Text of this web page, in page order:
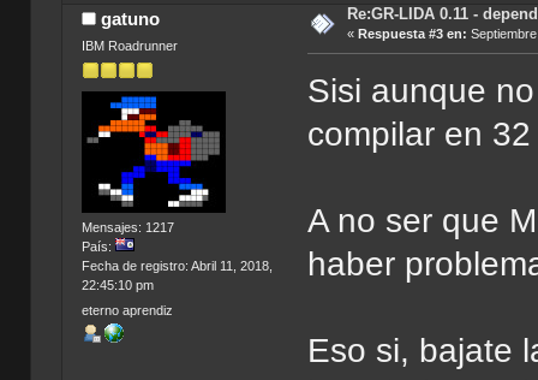
gatuno
IBM Roadrunner
Mensajes: 1217
País:
Fecha de registro: Abril 11, 2018,
22:45:10 pm
eterno aprendiz
Re:GR-LIDA 0.11 -
« Respuesta #3 en:
Sisi aunque
compilar en
A no ser que
haber
Eso si, bajate